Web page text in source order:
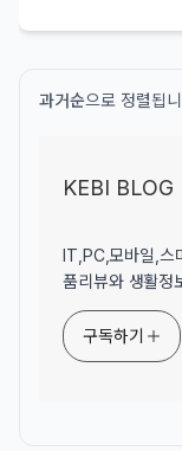
과거순으로 정렬됩
KEBI BLOG
IT,PC,모바일,스
품리뷰와 생활정
구독하기